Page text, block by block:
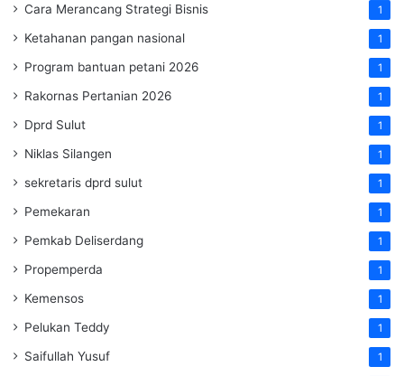
Cara Merancang Strategi Bisnis 1
Ketahanan pangan nasional 1
Program bantuan petani 2026 1
Rakornas Pertanian 2026 1
Dprd Sulut 1
Niklas Silangen 1
sekretaris dprd sulut 1
Pemekaran 1
Pemkab Deliserdang 1
Propemperda 1
Kemensos 1
Pelukan Teddy 1
Saifullah Yusuf 1